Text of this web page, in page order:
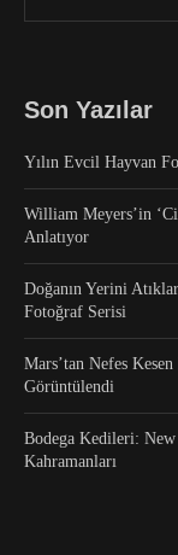
Son Yazılar
Yılın Evcil Hayvan
William Meyers’in
Anlatıyor
Doğanın Yerini
Fotoğraf Serisi
Mars’tan Nefes
Görüntülendi
Bodega Kedileri: New
Kahramanları